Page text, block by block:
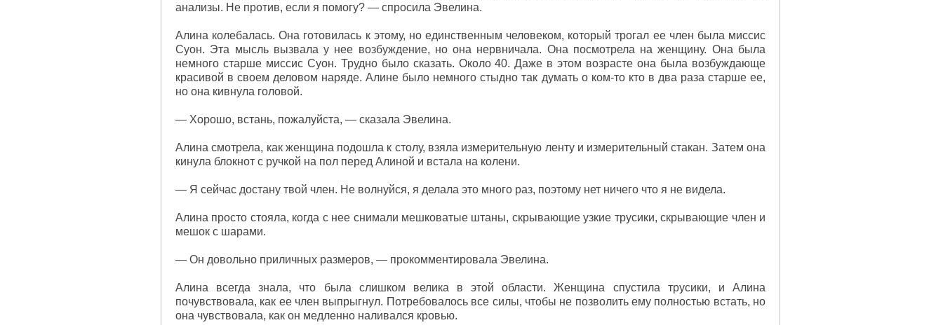
анализы. Не против, если я помогу? — спросила Эвелина.
Алина колебалась. Она готовилась к этому, но единственным человеком, который трогал ее член была миссис
Суон. Эта мысль вызвала у нее возбуждение, но она нервничала. Она посмотрела на женщину. Она была
немного старше миссис Суон. Трудно было сказать. Около 40. Даже в этом возрасте она была возбуждающе
красивой в своем деловом наряде. Алине было немного стыдно так думать о ком-то кто в два раза старше ее,
но она кивнула головой.
— Хорошо, встань, пожалуйста, — сказала Эвелина.
Алина смотрела, как женщина подошла к столу, взяла измерительную ленту и измерительный стакан. Затем она
кинула блокнот с ручкой на пол перед Алиной и встала на колени.
— Я сейчас достану твой член. Не волнуйся, я делала это много раз, поэтому нет ничего что я не видела.
Алина просто стояла, когда с нее снимали мешковатые штаны, скрывающие узкие трусики, скрывающие член и
мешок с шарами.
— Он довольно приличных размеров, — прокомментировала Эвелина.
Алина всегда знала, что была слишком велика в этой области. Женщина спустила трусики, и Алина
почувствовала, как ее член выпрыгнул. Потребовалось все силы, чтобы не позволить ему полностью встать, но
она чувствовала, как он медленно наливался кровью.